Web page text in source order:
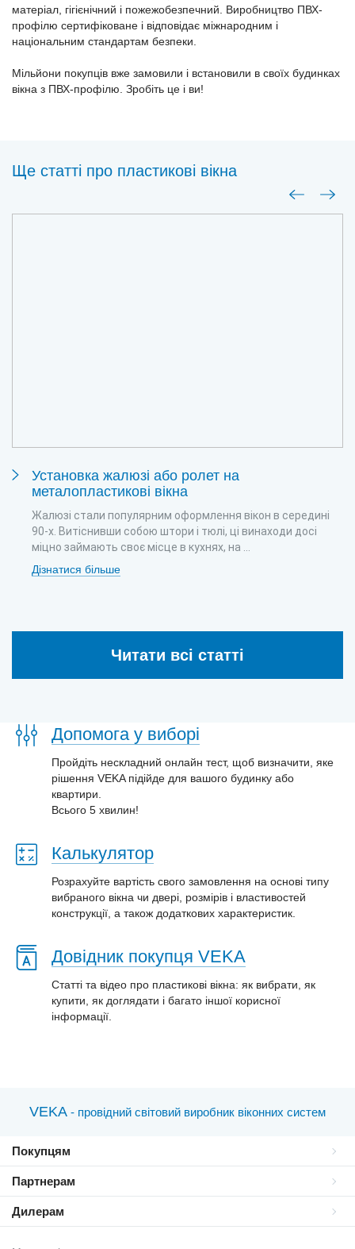
матеріал, гігієнічний і пожежобезпечний. Виробництво ПВХ-
профілю сертифіковане і відповідає міжнародним і
національним стандартам безпеки.
Мільйони покупців вже замовили і встановили в своїх будинках
вікна з ПВХ-профілю. Зробіть це і ви!
Ще статті про пластиковi вiкна
Установка жалюзі або ролет на
металопластикові вікна
Жалюзі стали популярним оформлення вікон в середині
90-х. Витіснивши собою штори і тюлі, ці винаходи досі
міцно займають своє місце в кухнях, на ...
Дізнатися більше
Читати всі статті
Допомога у виборі
Пройдіть нескладний онлайн тест, щоб визначити, яке
рішення VEKA підійде для вашого будинку або
квартири.
Всього 5 хвилин!
Калькулятор
Розрахуйте вартість свого замовлення на основі типу
вибраного вікна чи двері, розмірів і властивостей
конструкції, а також додаткових характеристик.
Довідник покупця VEKA
Статті та відео про пластиковi вікна: як вибрати, як
купити, як доглядати і багато іншої корисної
інформації.
VEKA - провідний світовий виробник віконних систем
Покупцям
Партнерам
Дилерам